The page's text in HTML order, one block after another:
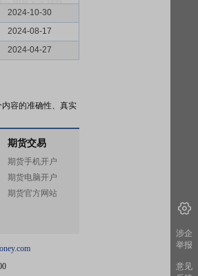
2024-10-30
2024-08-17
2024-04-27
容的准确性、真实
期货交易
期货手机开户
期货电脑开户
期货官方网站
涉企
举报
意见